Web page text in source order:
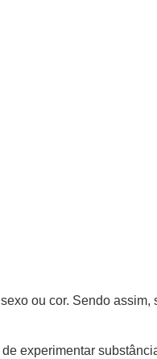
ou cor. Sendo
experimentar